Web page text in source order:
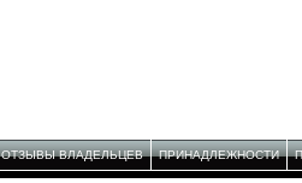
ОТЗЫВЫ ВЛАДЕЛЬЦЕВ ПРИНАДЛЕЖНОСТИ